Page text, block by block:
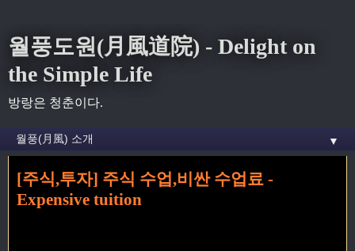
월풍도원(月風道院) - Delight on
the Simple Life
방랑은 청춘이다.
▼
» 손절매 꼬리가 달린 글
[주식,투자] 주식 수업,비싼 수업료 -
Expensive tuition